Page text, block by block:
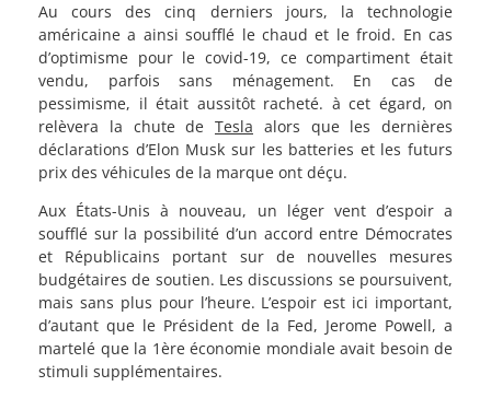
Au cours des cinq derniers jours, la technologie
américaine a ainsi soufflé le chaud et le froid. En cas
d’optimisme pour le covid-19, ce compartiment était
vendu, parfois sans ménagement. En cas de
pessimisme, il était aussitôt racheté. à cet égard, on
relèvera la chute de Tesla alors que les dernières
déclarations d’Elon Musk sur les batteries et les futurs
prix des véhicules de la marque ont déçu.
Aux États-Unis à nouveau, un léger vent d’espoir a
soufflé sur la possibilité d’un accord entre Démocrates
et Républicains portant sur de nouvelles mesures
budgétaires de soutien. Les discussions se poursuivent,
mais sans plus pour l’heure. L’espoir est ici important,
d’autant que le Président de la Fed, Jerome Powell, a
martelé que la 1ère économie mondiale avait besoin de
stimuli supplémentaires.